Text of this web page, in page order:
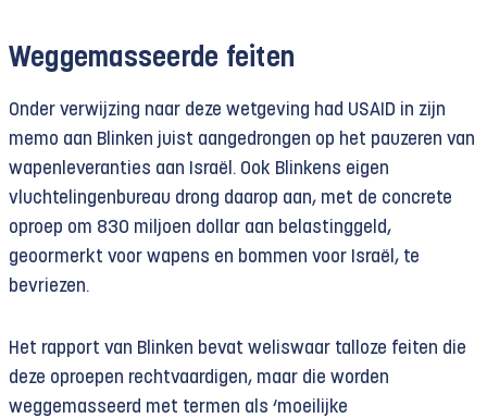
Weggemasseerde feiten
Onder verwijzing naar deze wetgeving had USAID in zijn
memo aan Blinken juist aangedrongen op het pauzeren van
wapenleveranties aan Israël. Ook Blinkens eigen
vluchtelingenbureau drong daarop aan, met de concrete
oproep om 830 miljoen dollar aan belastinggeld,
geoormerkt voor wapens en bommen voor Israël, te
bevriezen.
Het rapport van Blinken bevat weliswaar talloze feiten die
deze oproepen rechtvaardigen, maar die worden
weggemasseerd met termen als ‘moeilijke